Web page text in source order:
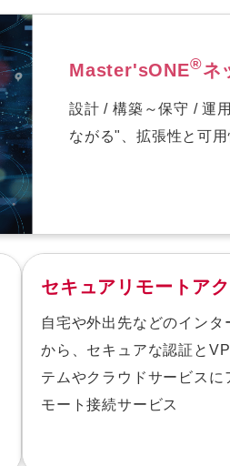
Master'sONE®ネ
設計 / 構築～保守 / 運
ながる"、拡張性と可
セキュアリモートア
自宅や外出先などのインタ
から、セキュアな認証と
テムやクラウドサービスに
モート接続サービス